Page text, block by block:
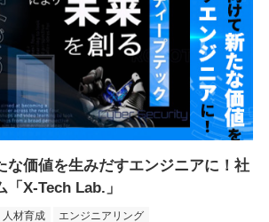
な価値を生みだすエンジニアに！社
「X-Tech Lab.」
人材育成 エンジニアリング